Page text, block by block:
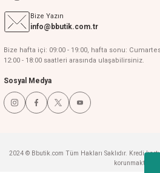
Bize Yazın
info@bbutik.com.tr
Bize hafta içi: 09:00 - 19:00, hafta sonu:
12:00 - 18:00 saatleri arasında ulaşabilirsiniz.
Sosyal Medya
2024 © Bbutik.com Tüm Hakları Saklıdır. Kredi
korunmaktadır.